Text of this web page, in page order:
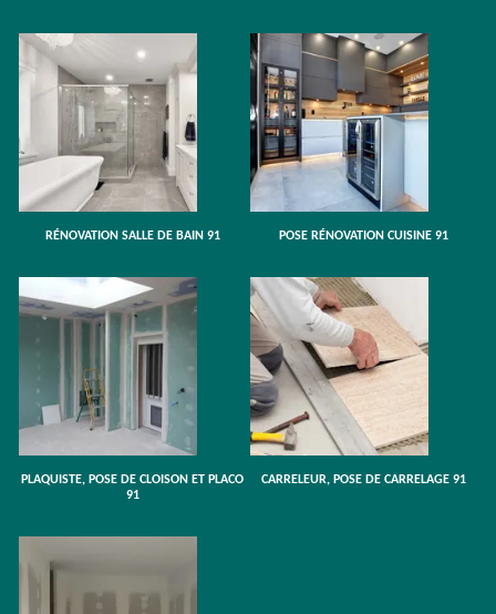
RÉNOVATION SALLE DE BAIN 91 POSE RÉNOVATION CUISINE 91
PLAQUISTE, POSE DE CLOISON ET PLACO
91
CARRELEUR, POSE DE CARRELAGE 91